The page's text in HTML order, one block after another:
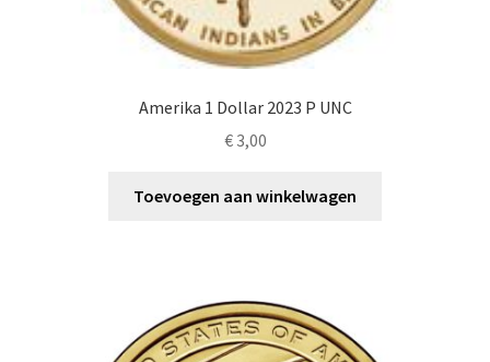
Amerika 1 Dollar 2023 P UNC
€3,00
Toevoegen aan winkelwagen